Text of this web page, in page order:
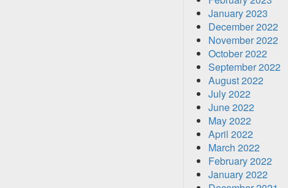
January 2023
December 2022
November 2022
October 2022
September 2022
August 2022
July 2022
June 2022
May 2022
April 2022
March 2022
February 2022
January 2022